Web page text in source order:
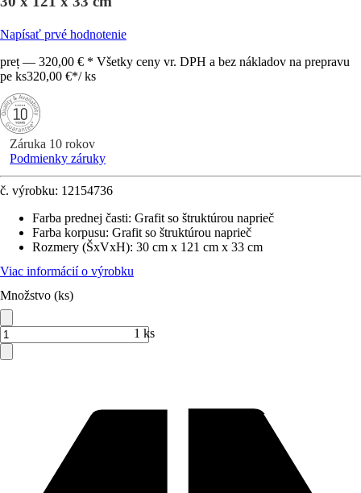
Napísať prvé hodnotenie
preț — 320,00 € * Všetky ceny vr. DPH a bez nákladov na prepravu
pe ks320,00 €*/ ks
Záruka 10 rokov
Podmienky záruky
č. výrobku: 12154736
Farba prednej časti: Grafit so štruktúrou naprieč
Farba korpusu: Grafit so štruktúrou naprieč
Rozmery (ŠxVxH): 30 cm x 121 cm x 33 cm
Viac informácií o výrobku
Množstvo (ks)
1 ks